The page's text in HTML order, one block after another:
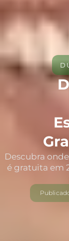
Descubra
é gratuita em